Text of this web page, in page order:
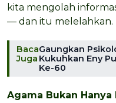
kita mengolah
— dan itu melelahkan.
Baca
Juga
Gaungkan
Kukuhkan Eny
Ke-60
Agama Bukan